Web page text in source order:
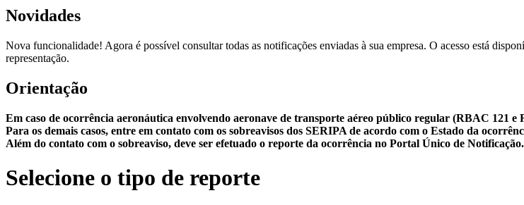
Novidades
Nova funcionalidade! Agora é possível consultar todas as notificações enviadas à sua empresa. O acesso está
representação.
Orientação
Em caso de ocorrência aeronáutica envolvendo aeronave de transporte aéreo público regular (RBAC 121
Para os demais casos, entre em contato com os sobreavisos dos SERIPA de acordo com o Estado da
Além do contato com o sobreaviso, deve ser efetuado o reporte da ocorrência no Portal Único de Notificação.
Selecione o tipo de reporte